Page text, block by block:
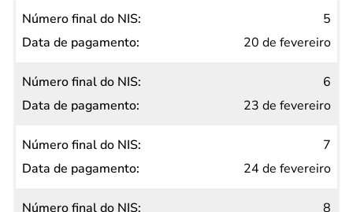
5
20 de fevereiro
6
23 de fevereiro
7
24 de fevereiro
8